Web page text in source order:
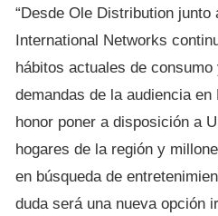
“Desde Ole Distribution junto
International Networks
hábitos actuales de
demandas de la audiencia
honor poner a disposición a
hogares de la región y
en búsqueda de
duda será una nueva opción